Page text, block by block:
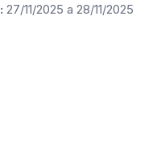
27/11/2025 a 28/11/2025